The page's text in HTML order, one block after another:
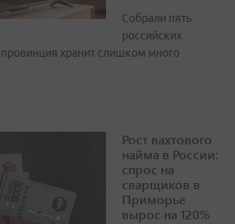
Собрали пять
российских
провинция хранит слишком много
Рост вахтового
найма в России:
спрос на
сварщиков в
Приморье
вырос на 120%